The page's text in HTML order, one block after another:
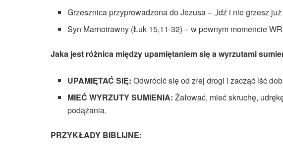
Grzesznica przyprowadzona do Jezusa – „Idź i nie grzesz
Syn Marnotrawny (Łuk 15,11-32) – w pewnym momencie
Jaka jest różnica między upamiętaniem się a wyrzutami
UPAMIĘTAĆ SIĘ:Odwrócić się od złej drogi i zacząć iść
MIEĆ WYRZUTY SUMIENIA:Żałować, mieć skruchę,
podążania.
PRZYKŁADY BIBLIJNE: